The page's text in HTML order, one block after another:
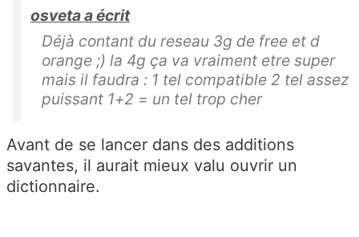
osveta a écrit
Déjà contant du reseau 3g de free et d
orange ;) la 4g ça va vraiment etre super
mais il faudra : 1 tel compatible 2 tel assez
puissant 1+2 = un tel trop cher
Avant de se lancer dans des additions
savantes, il aurait mieux valu ouvrir un
dictionnaire.